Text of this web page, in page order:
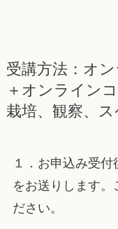
受講方法：オ
＋オンライン
栽培、観察、
１．お申込み受
をお送りします。
ださい。